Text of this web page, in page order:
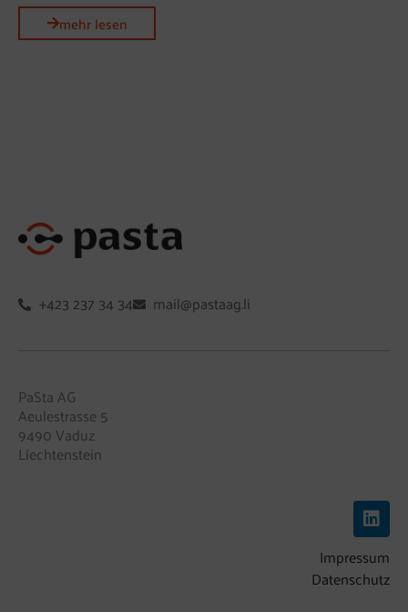
mehr lesen
+423 237 34 34 mail@pastaag.li
PaSta AG
Aeulestrasse 5
9490 Vaduz
Liechtenstein
L
i
n
k
e
Impressum
Datenschutz